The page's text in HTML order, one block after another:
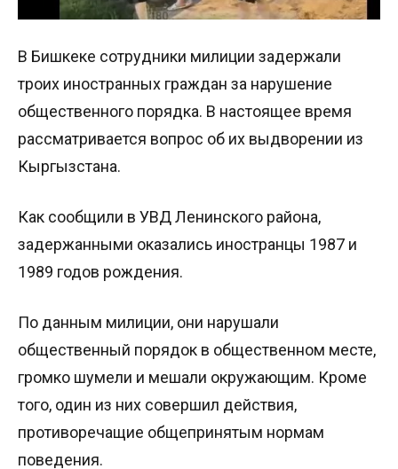
В Бишкеке сотрудники милиции задержали
троих иностранных граждан за нарушение
общественного порядка. В настоящее время
рассматривается вопрос об их выдворении из
Кыргызстана.
Как сообщили в УВД Ленинского района,
задержанными оказались иностранцы 1987 и
1989 годов рождения.
По данным милиции, они нарушали
общественный порядок в общественном месте,
громко шумели и мешали окружающим. Кроме
того, один из них совершил действия,
противоречащие общепринятым нормам
поведения.